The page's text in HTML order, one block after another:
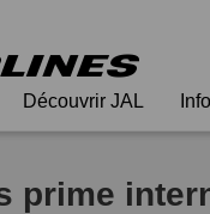
Découvrir JAL
prime